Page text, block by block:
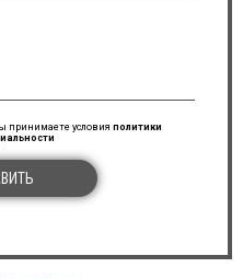
принимаете условия политики